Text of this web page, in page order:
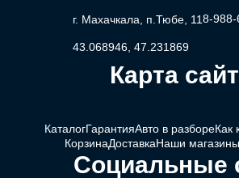
г. Махачкала, п.Тюбе, 11
43.068946, 47.231869
8-988-
Карта
КаталогГарантияАвто в разбореКак
КорзинаДоставкаНаши магазины
Социальные